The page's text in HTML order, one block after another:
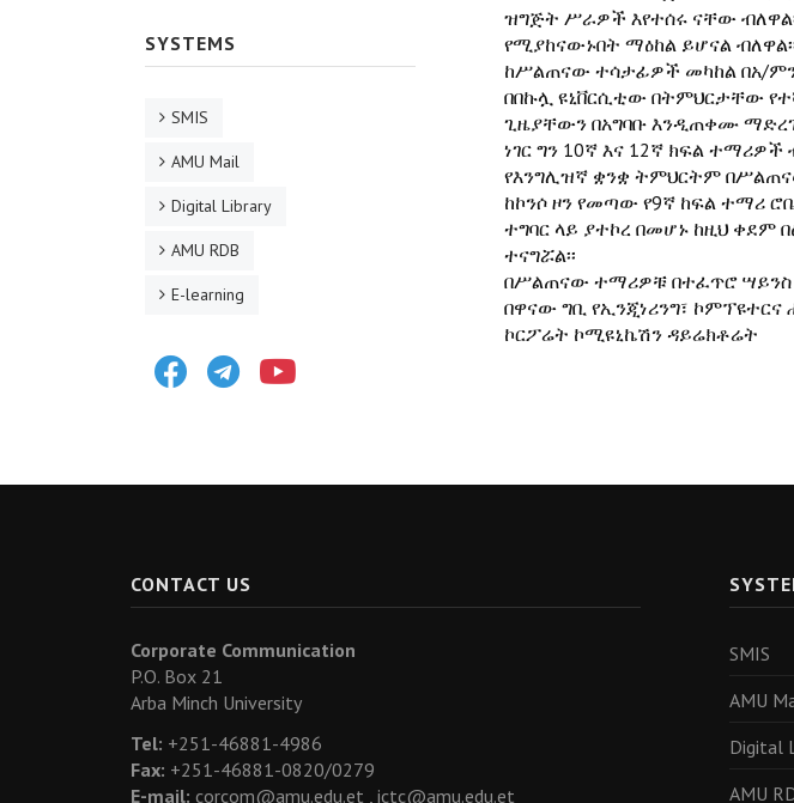
ዝግጅት ሥራዎች እየተሰሩ ናቸው
የሚያከናውኑበት ማዕከል ይሆናል
ከሥልጠናው ተሳታፊዎች መካከል በአ/
በበኩሏ ዩኒቨርሲቲው በትምህርታቸው
ጊዜያቸውን በአግባቡ እንዲጠቀሙ
ነገር ግን 10ኛ እና 12ኛ ክፍል
የእንግሊዝኛ ቋንቋ ትምህርትም
ከኮንሶ ዞን የመጣው የ9ኛ ከፍል ተማሪ
ተግባር ላይ ያተኮረ በመሆኑ ከዚህ
ተናግሯል፡፡
በሥልጠናው ተማሪዎቹ በተፈጥሮ ሣይንስ
በዋናው ግቢ የኢንጂነሪንግ፣
ኮርፖሬት ኮሚዩኒኬሽን ዳይሬክቶሬት
SYSTEMS
SMIS
AMU Mail
Digital Library
AMU RDB
E-learning
FacebookTelegram
CONTACT US
Corporate Communication
P.O. Box 21
Arba Minch University
Tel: +251-46881-4986
Fax: +251-46881-0820/0279
E-mail: corcom@amu.edu.et , ictc@amu.edu.et
SMIS
AMU
Digital
AMU